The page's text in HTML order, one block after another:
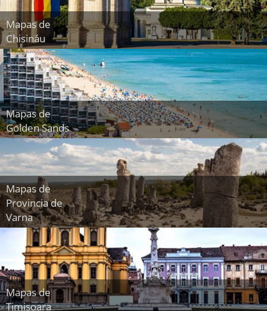
Mapas de
Chisináu
Mapas de
Golden Sands
Mapas de
Provincia de
Varna
Mapas de
Timisoara